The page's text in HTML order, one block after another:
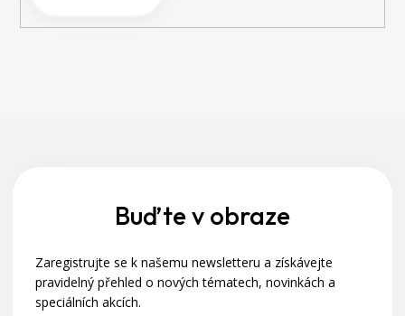
Buďte v obraze
Zaregistrujte se k našemu newsletteru a získávejte
pravidelný přehled o nových tématech, novinkách a
speciálních akcích.